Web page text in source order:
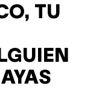
TU